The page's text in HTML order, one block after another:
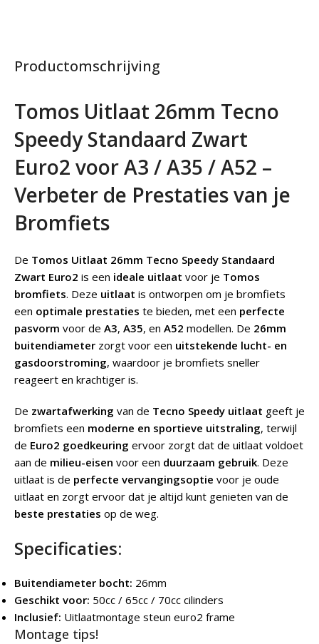
Productomschrijving
Tomos Uitlaat 26mm Tecno
Speedy Standaard Zwart
Euro2 voor A3 / A35 / A52 –
Verbeter de Prestaties van je
Bromfiets
De Tomos Uitlaat 26mm Tecno Speedy Standaard
Zwart Euro2 is een ideale uitlaat voor je Tomos
bromfiets. Deze uitlaat is ontworpen om je bromfiets
een optimale prestaties te bieden, met een perfecte
pasvorm voor de A3, A35, en A52 modellen. De 26mm
buitendiameter zorgt voor een uitstekende lucht- en
gasdoorstroming, waardoor je bromfiets sneller
reageert en krachtiger is.
De zwartafwerking van de Tecno Speedy uitlaat geeft je
bromfiets een moderne en sportieve uitstraling, terwijl
de Euro2 goedkeuring ervoor zorgt dat de uitlaat voldoet
aan de milieu-eisen voor een duurzaam gebruik. Deze
uitlaat is de perfecte vervangingsoptie voor je oude
uitlaat en zorgt ervoor dat je altijd kunt genieten van de
beste prestaties op de weg.
Specificaties:
Buitendiameter bocht: 26mm
Geschikt voor: 50cc / 65cc / 70cc cilinders
Inclusief: Uitlaatmontage steun euro2 frame
Montage tips!